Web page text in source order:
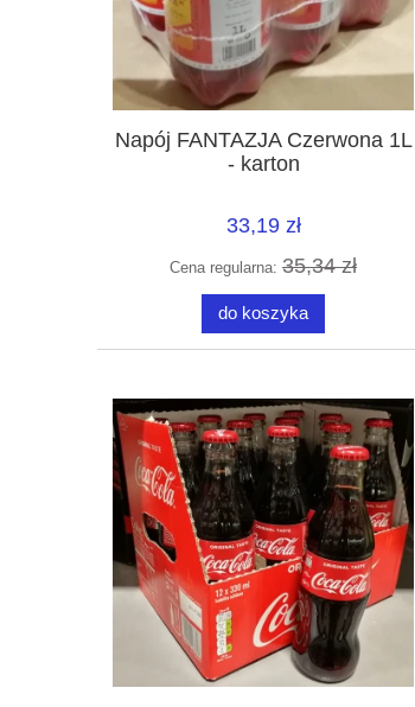
Napój FANTAZJA Czerwona 1L
- karton
33,19 zł
Cena regularna: 35,34 zł
do koszyka